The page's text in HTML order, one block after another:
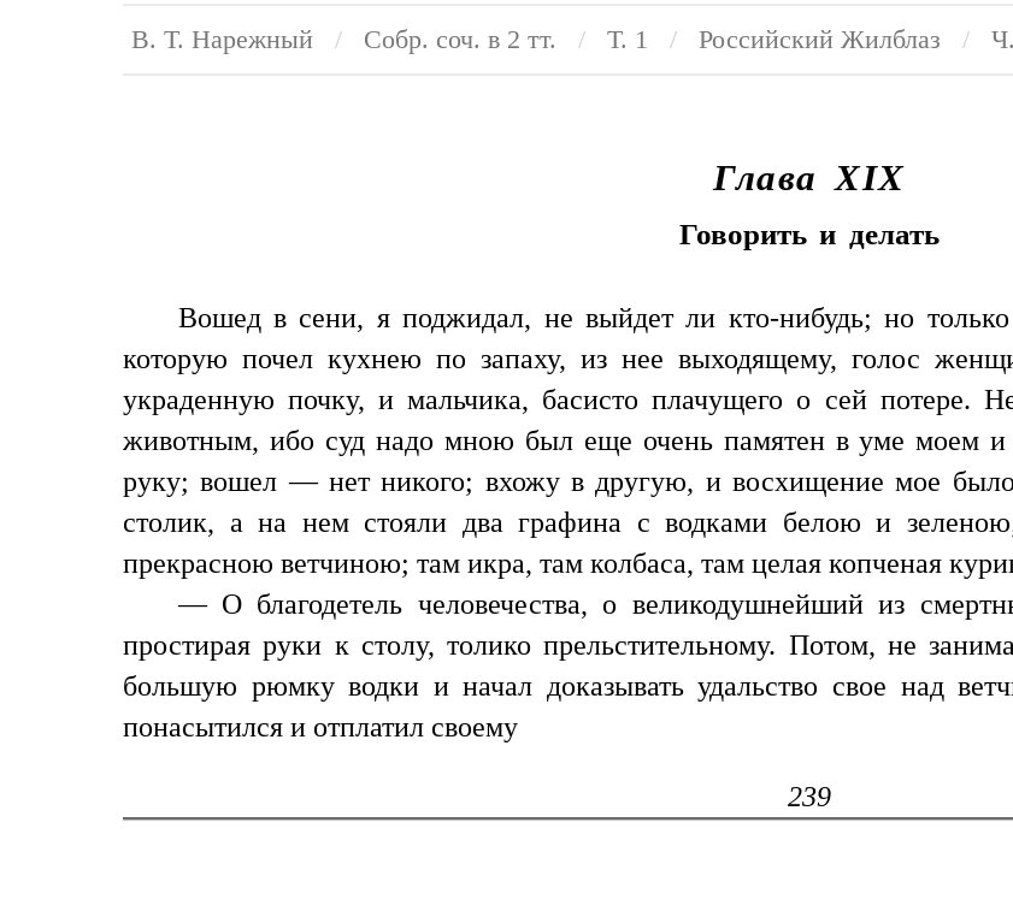
В. Т. Нарежный Собр. соч. в 2 тт. Т. 1 Российский Жилблаз
Глава XIX
Говорить и делать
Вошед в сени, я поджидал, не выйдет ли кто-нибудь; но
которую почел кухнею по запаху, из нее выходящему, голос
украденную почку, и мальчика, басисто плачущего о сей потере.
животным, ибо суд надо мною был еще очень памятен в уме моем и
руку; вошел — нет никого; вхожу в другую, и восхищение мое
столик, а на нем стояли два графина с водками белою и
прекрасною ветчиною; там икра, там колбаса, там целая копченая
— О благодетель человечества, о великодушнейший из
простирая руки к столу, толико прельстительному. Потом, не
большую рюмку водки и начал доказывать удальство свое над
понасытился и отплатил своему
239